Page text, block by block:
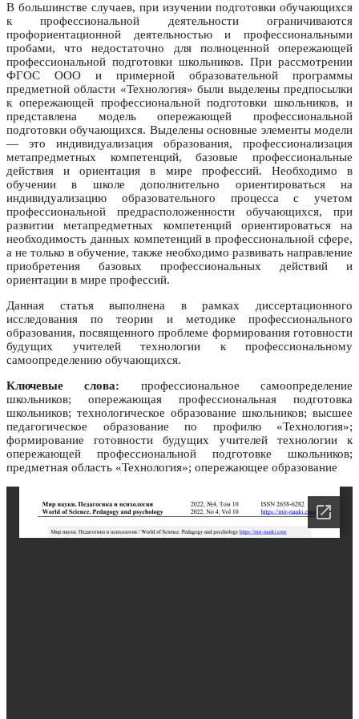
В большинстве случаев, при изучении подготовки обучающихся
к профессиональной деятельности ограничиваются
профориентационной деятельностью и профессиональными
пробами, что недостаточно для полноценной опережающей
профессиональной подготовки школьников. При рассмотрении
ФГОС ООО и примерной образовательной программы
предметной области «Технология» были выделены предпосылки
к опережающей профессиональной подготовки школьников, и
представлена модель опережающей профессиональной
подготовки обучающихся. Выделены основные элементы модели
— это индивидуализация образования, профессионализация
метапредметных компетенций, базовые профессиональные
действия и ориентация в мире профессий. Необходимо в
обучении в школе дополнительно ориентироваться на
индивидуализацию образовательного процесса с учетом
профессиональной предрасположенности обучающихся, при
развитии метапредметных компетенций ориентироваться на
необходимость данных компетенций в профессиональной сфере,
а не только в обучение, также необходимо развивать направление
приобретения базовых профессиональных действий и
ориентации в мире профессий.
Данная статья выполнена в рамках диссертационного
исследования по теории и методике профессионального
образования, посвященного проблеме формирования готовности
будущих учителей технологии к профессиональному
самоопределению обучающихся.
Ключевые слова: профессиональное самоопределение
школьников; опережающая профессиональная подготовка
школьников; технологическое образование школьников; высшее
педагогическое образование по профилю «Технология»;
формирование готовности будущих учителей технологии к
опережающей профессиональной подготовке школьников;
предметная область «Технология»; опережающее образование